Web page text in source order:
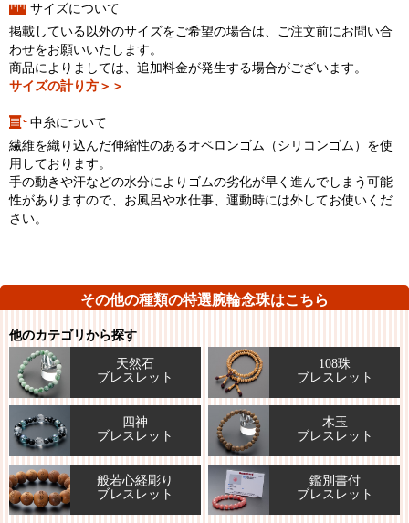
サイズについて
掲載している以外のサイズをご希望の場合は、ご注文前にお問い合
わせをお願いいたします。
商品によりましては、追加料金が発生する場合がございます。
サイズの計り方＞＞
中糸について
繊維を織り込んだ伸縮性のあるオペロンゴム（シリコンゴム）を使
用しております。
手の動きや汗などの水分によりゴムの劣化が早く進んでしまう可能
性がありますので、お風呂や水仕事、運動時には外してお使いくだ
さい。
その他の種類の特選腕輪念珠はこちら
他のカテゴリから探す
天然石
ブレスレット
108珠
ブレスレット
四神
ブレスレット
木玉
ブレスレット
般若心経彫り
ブレスレット
鑑別書付
ブレスレット